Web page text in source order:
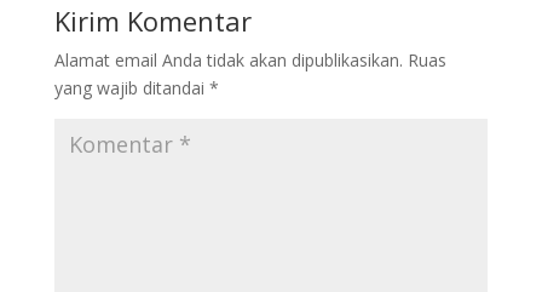
Kirim Komentar
Alamat email Anda tidak akan dipublikasikan. Ruas
yang wajib ditandai *